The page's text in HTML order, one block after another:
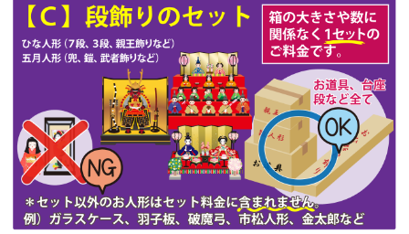
第48回人形供養祭令和3年12月3日(金)
第47回人形供養祭 令和3年10月11日(月)
第46回人形供養祭 令和3年9月13日(月)
第45回人形供養祭令和3年7月12日(月)
第44回人形供養祭令和3年6月3日(木)
第43回人形供養祭令和3年4月23日(金)